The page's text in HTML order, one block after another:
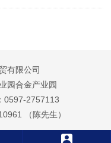
有限公司
园合金产业园
0597-2757113
（陈先生）